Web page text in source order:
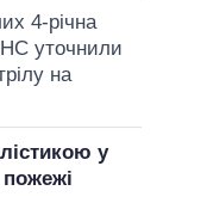
4-річна
уточнили
на
у